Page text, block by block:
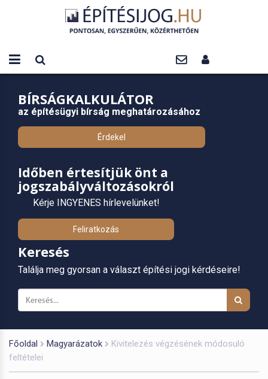
BÍRSÁGKALKULÁTOR
az építésügyi bírság meghatározásához
Érdekel
Időben értesítjük önt a
jogszabályváltozásokról
Kérje INGYENES hírlevelünket!
Feliratkozás
Keresés
Találja meg gyorsan a választ építési jogi kérdéseire!
Főoldal Magyarázatok
Kivitelezés végzésének módosuló
feltételei